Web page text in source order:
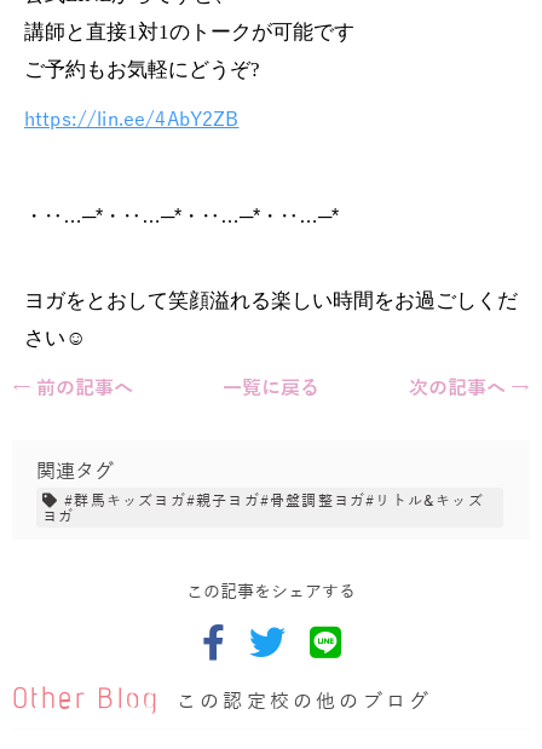
講師と直接1対1のトークが可能です
ご予約もお気軽にどうぞ?
https://lin.ee/4AbY2ZB
・‥…─*・‥…─*・‥…─*・‥…─*
ヨガをとおして笑顔溢れる楽しい時間をお過ごしくだ
さい☺️
← 前の記事へ 一覧に戻る 次の記事へ →
関連タグ
#群馬キッズヨガ#親子ヨガ#骨盤調整ヨガ#リトル&キッズ
ヨガ
この記事をシェアする
Other Blog この認定校の他のブログ